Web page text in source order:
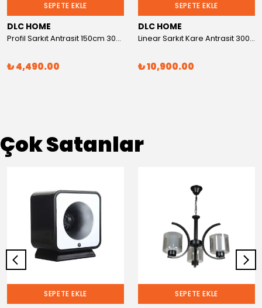
SEPETE EKLE
DLC HOME
Profil Sarkıt Antrasit 150cm 3000K
₺ 4,490.00
SEPETE EKLE
DLC HOME
Linear Sarkıt Kare Antrasit 3000K
₺ 10,900.00
Çok Satanlar
SEPETE EKLE SEPETE EKLE